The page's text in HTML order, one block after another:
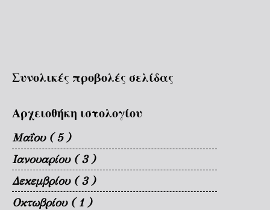
Συνολικές προβολές σελίδας
Αρχειοθήκη ιστολογίου
Μαΐου ( 5 )
Ιανουαρίου ( 3 )
Δεκεμβρίου ( 3 )
Οκτωβρίου ( 1 )